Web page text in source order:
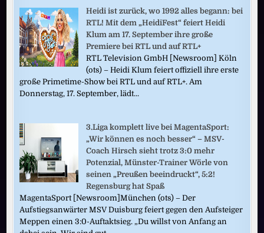
Heidi ist zurück, wo 1992 alles begann: bei
RTL! Mit dem „HeidiFest“ feiert Heidi
Klum am 17. September ihre große
Premiere bei RTL und auf RTL+
RTL Television GmbH [Newsroom] Köln
(ots) – Heidi Klum feiert offiziell ihre erste
große Primetime-Show bei RTL und auf RTL+. Am
Donnerstag, 17. September, lädt...
3.Liga komplett live bei MagentaSport:
„Wir können es noch besser“ – MSV-
Coach Hirsch sieht trotz 3:0 mehr
Potenzial, Münster-Trainer Wörle von
seinen „Preußen beeindruckt“, 5:2!
Regensburg hat Spaß
MagentaSport [Newsroom]München (ots) – Der
Aufstiegsanwärter MSV Duisburg feiert gegen den Aufsteiger
Meppen einen 3:0-Auftaktsieg. „Du willst von Anfang an